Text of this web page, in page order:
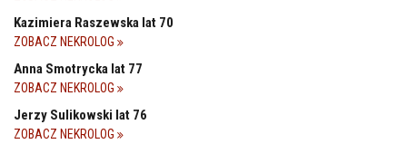
Kazimiera Raszewska lat 70
ZOBACZ NEKROLOG
Anna Smotrycka lat 77
ZOBACZ NEKROLOG
Jerzy Sulikowski lat 76
ZOBACZ NEKROLOG